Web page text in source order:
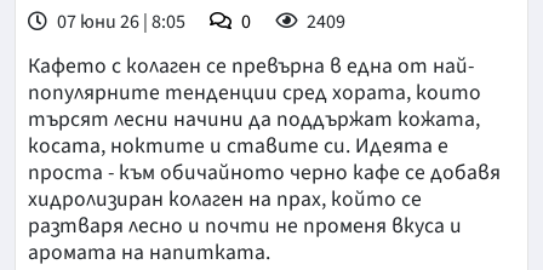
07 юни 26 | 8:05
0 2409
Кафето с колаген се превърна в една от най-
популярните тенденции сред хората, които
търсят лесни начини да поддържат кожата,
косата, ноктите и ставите си. Идеята е
проста - към обичайното черно кафе се добавя
хидролизиран колаген на прах, който се
разтваря лесно и почти не променя вкуса и
аромата на напитката.